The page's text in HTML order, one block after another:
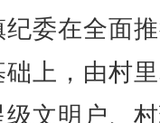
委在全面
上，由村
文明户、